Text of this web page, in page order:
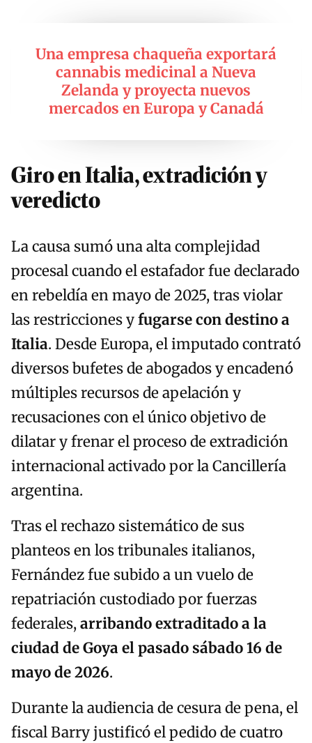
Una empresa chaqueña exportará
cannabis medicinal a Nueva
Zelanda y proyecta nuevos
mercados en Europa y Canadá
Giro en Italia, extradición y
veredicto
La causa sumó una alta complejidad
procesal cuando el estafador fue declarado
en rebeldía en mayo de 2025, tras violar
las restricciones yfugarse con destino a
Italia. Desde Europa, el imputado contrató
diversos bufetes de abogados y encadenó
múltiples recursos de apelación y
recusaciones con el único objetivo de
dilatar y frenar el proceso de extradición
internacional activado por la Cancillería
argentina.
Tras el rechazo sistemático de sus
planteos en los tribunales italianos,
Fernández fue subido a un vuelo de
repatriación custodiado por fuerzas
federales,arribando extraditado a la
ciudad de Goya el pasado sábado 16 de
mayo de 2026.
Durante la audiencia de cesura de pena, el
fiscal Barry justificó el pedido de cuatro